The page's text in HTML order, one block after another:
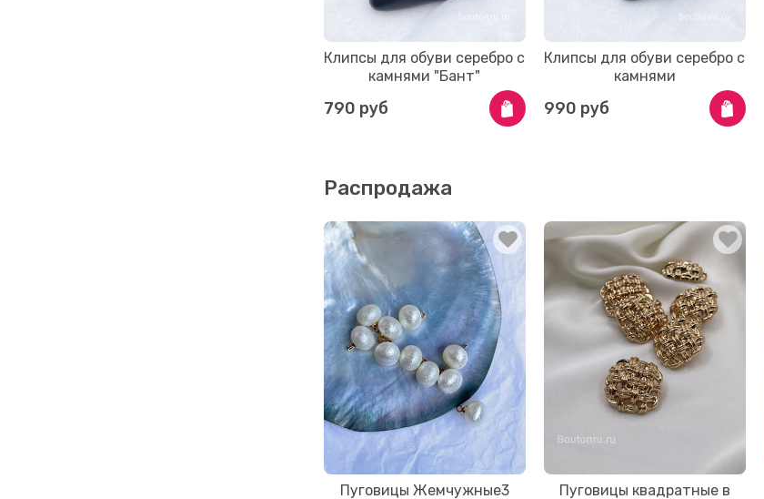
Клипсы для обуви серебро с
камнями "Бант"
790 руб
Клипсы для обуви серебро с
камнями
990 руб
Распродажа
Пуговицы Жемчужные3 Пуговицы квадратные в